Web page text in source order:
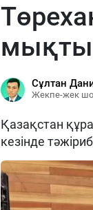
Сұлтан
Жекпе-жек
Қазақстан
кезінде